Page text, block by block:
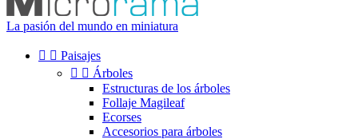
La pasión del mundo en miniatura
  Paisajes
  Árboles
Estructuras de los árboles
Follaje Magileaf
Ecorses
Accesorios para árboles